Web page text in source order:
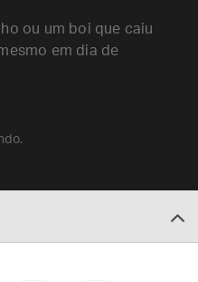
ou um boi que caiu
em dia de